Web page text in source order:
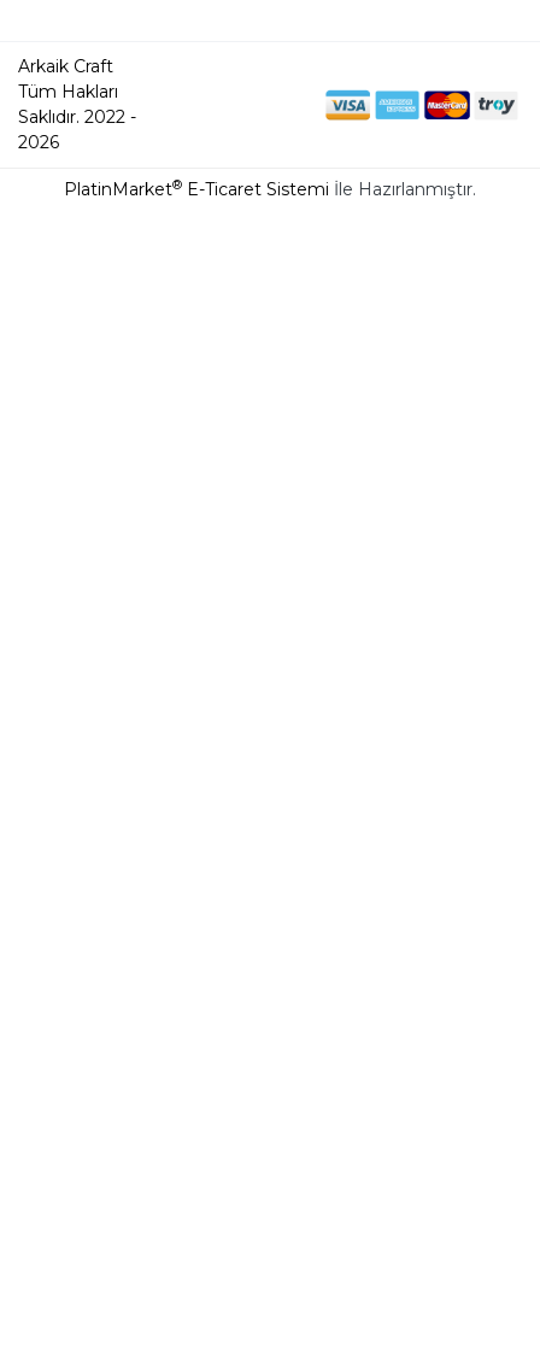
Arkaik Craft
Tüm Hakları
Saklıdır. 2022 -
2026
PlatinMarket® E-Ticaret Sistemi İle Hazırlanmıştır.